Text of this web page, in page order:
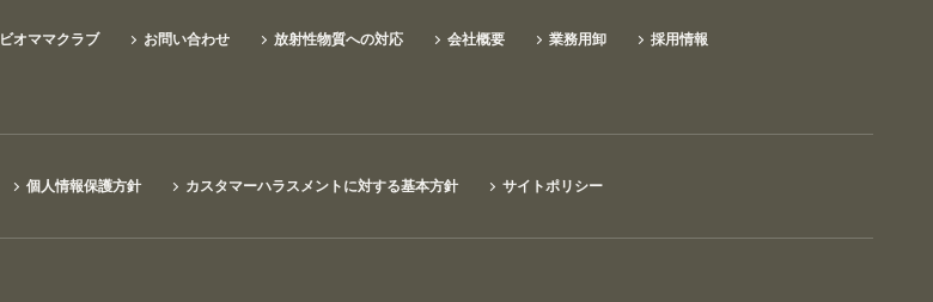
ビオママクラブ お問い合わせ 放射性物質への対応 会社概要 業務用卸 採用情報
個人情報保護方針 カスタマーハラスメントに対する基本方針 サイトポリシー